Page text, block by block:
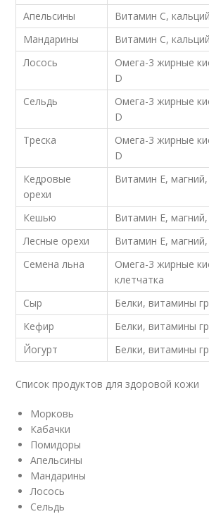
Апельсины
Витамин С,
Мандарины
Витамин С,
Лосось
Омега-3 жирные
D
Сельдь
Омега-3 жирные
D
Треска
Омега-3 жирные
D
Кедровые
орехи
Витамин Е, магний,
Кешью
Витамин Е, магний,
Лесные орехи
Витамин Е, магний,
Семена льна
Омега-3 жирные
клетчатка
Сыр
Белки, витамины
Кефир
Белки, витамины
Йогурт
Белки, витамины
Список продуктов для здоровой кожи
Морковь
Кабачки
Помидоры
Апельсины
Мандарины
Лосось
Сельдь